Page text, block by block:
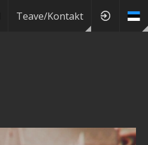
Teave/Kontakt